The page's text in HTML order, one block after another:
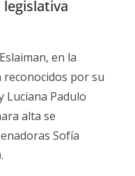
en la
por su
Luciana Padulo
alta se
Sofía